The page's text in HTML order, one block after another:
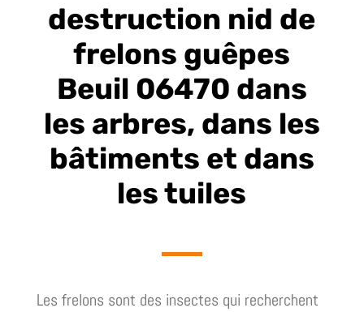
destruction nid de
frelons guêpes
Beuil 06470 dans
les arbres, dans les
bâtiments et dans
les tuiles
Les frelons sont des insectes qui recherchent